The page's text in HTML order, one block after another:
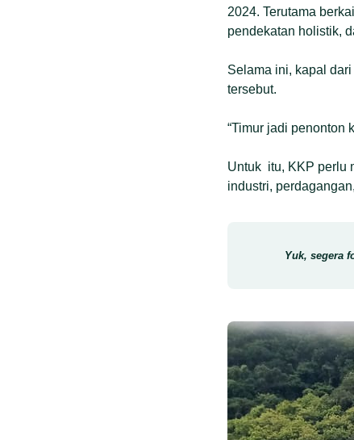
2024. Terutama
pendekatan holistik,
Selama ini, kapal
tersebut.
“Timur jadi penonton
Untuk itu, KKP perlu
industri,
Yuk, segera